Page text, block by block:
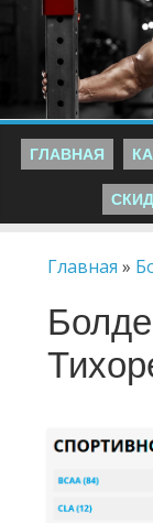
ГЛАВНАЯ
Главная »